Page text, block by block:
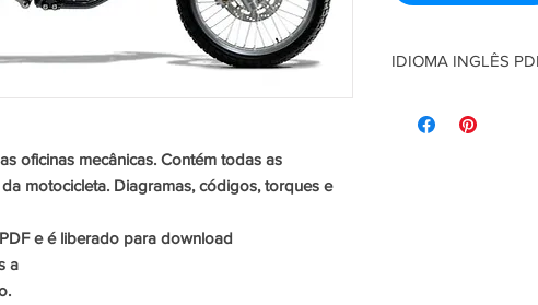
oficinas mecânicas. Contém todas as
motocicleta. Diagramas, códigos, torques e
e é liberado para download
a
IDIOMA INGLÊS
Contém todas as